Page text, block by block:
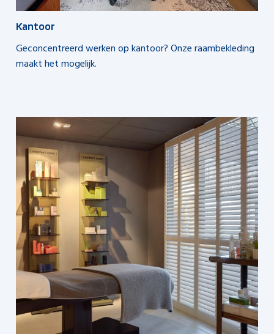
Kantoor
Geconcentreerd werken op kantoor? Onze raambekleding
maakt het mogelijk.